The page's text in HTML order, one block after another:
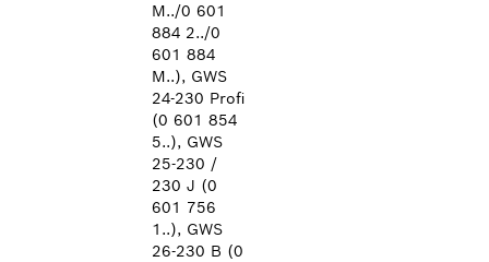
M../0 601
884 2../0
601 884
M..), GWS
24-230 Profi
(0 601 854
5..), GWS
25-230 /
230 J (0
601 756
1..), GWS
26-230 B (0